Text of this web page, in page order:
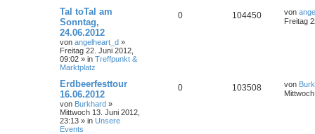
Tal toTal am
Sonntag,
24.06.2012
von angelheart_d »
Freitag 22. Juni 2012,
09:02 » in Treffpunkt &
Marktplatz
0 104450 von
Freitag
Erdbeerfesttour
16.06.2012
von Burkhard »
Mittwoch 13. Juni 2012,
23:13 » in Unsere
Events
0 103508 von